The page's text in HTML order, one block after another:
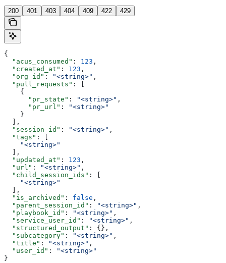
200 401 403 404 409 422 429
{
  "acus_consumed"
: 123 ,
  "created_at"
: 123 ,
  "org_id"
: "<string>" ,
  "pull_requests"
: [
    {
      "pr_state"
: "<string>" ,
      "pr_url"
:
"<string>"
    }
  ],
  "session_id"
: "<string>" ,
  "tags"
: [
    "<string>"
  ],
  "updated_at"
: 123 ,
  "url"
: "<string>" ,
  "child_session_ids"
: [
    "<string>"
  ],
  "is_archived"
: false ,
  "parent_session_id"
: "<string>" ,
  "playbook_id"
: "<string>" ,
  "service_user_id"
: "<string>" ,
  "structured_output"
: {},
  "subcategory"
: "<string>" ,
  "title"
: "<string>" ,
  "user_id"
:
"<string>"
}